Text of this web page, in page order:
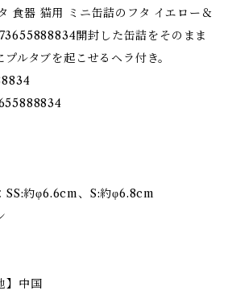
食器 猫用 ミニ缶詰のフタ イエロー＆
開封した缶詰をそのまま
ルタブを起こせるヘラ付き。
SS:約φ6.6cm、S:約φ6.8cm
】中国